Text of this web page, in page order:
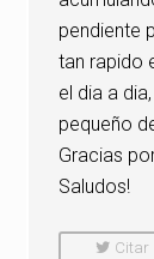
pendiente
tan rapido
el dia a
pequeño
Gracias
Saludos!
Citar